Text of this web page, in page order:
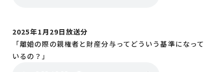
2025年1月29日放送分
「離婚の際の親権者と財産分与ってどういう基準になって
いるの？」